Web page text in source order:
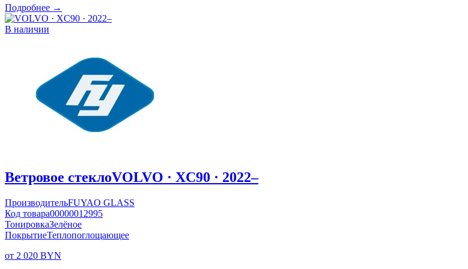
Подробнее →
В наличии
Ветровое стеклоVOLVO · XC90 · 2022–
ПроизводительFUYAO GLASS
Код товара00000012995
ТонировкаЗелёное
ПокрытиеТеплопоглощающее
от 2 020 BYN